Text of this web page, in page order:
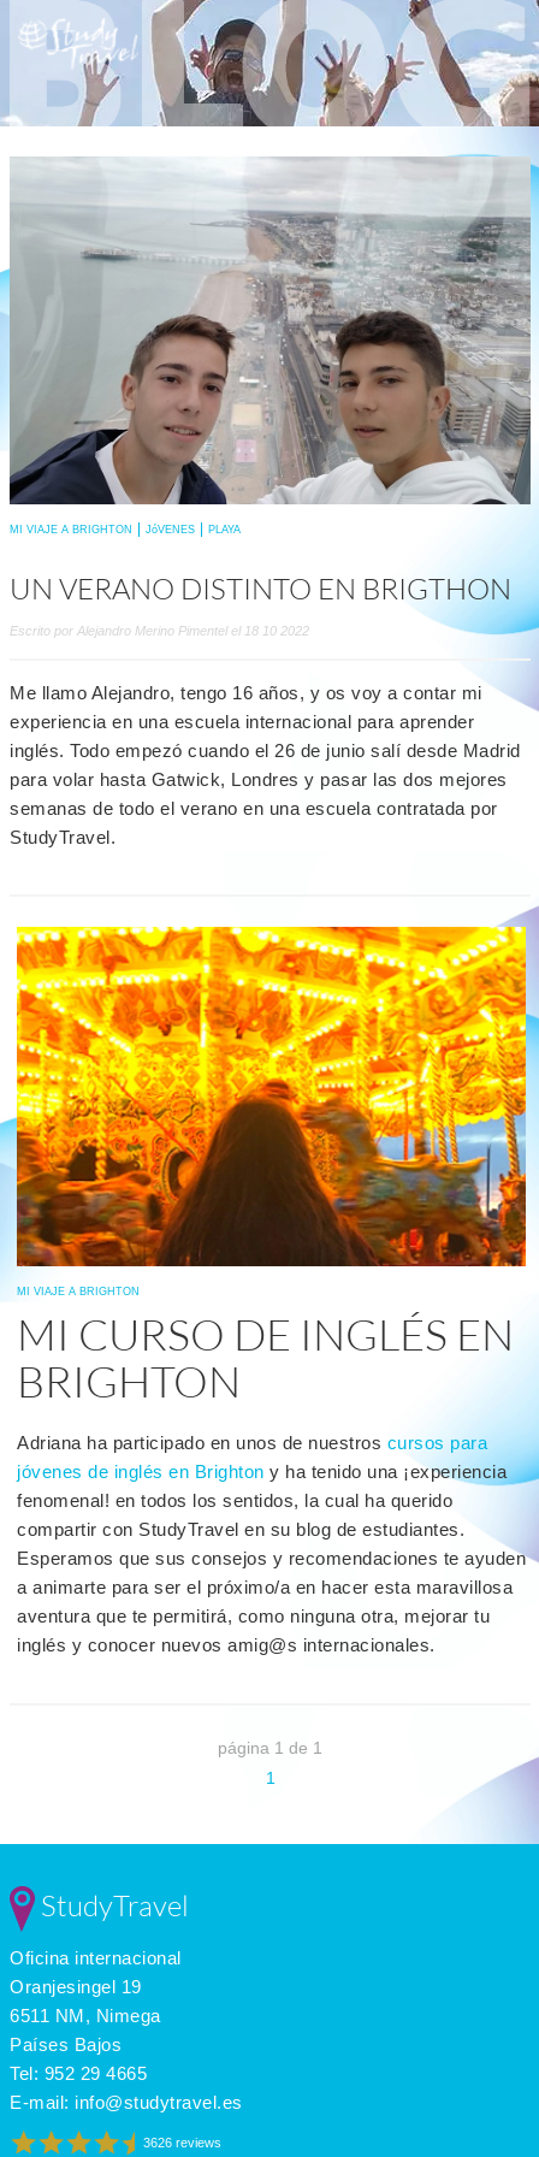
MI VIAJE A BRIGHTON JóVENES PLAYA
UN VERANO DISTINTO EN BRIGTHON
Escrito por Alejandro Merino Pimentel el 18 10 2022
Me llamo Alejandro, tengo 16 años, y os voy a contar mi
experiencia en una escuela internacional para aprender
inglés. Todo empezó cuando el 26 de junio salí desde Madrid
para volar hasta Gatwick, Londres y pasar las dos mejores
semanas de todo el verano en una escuela contratada por
StudyTravel.
read
more
MI VIAJE A BRIGHTON
MI CURSO DE INGLÉS EN
BRIGHTON
Adriana ha participado en unos de nuestros cursos para
jóvenes de inglés en Brighton y ha tenido una ¡experiencia
fenomenal! en todos los sentidos, la cual ha querido
compartir con StudyTravel en su blog de estudiantes.
Esperamos que sus consejos y recomendaciones te ayuden
a animarte para ser el próximo/a en hacer esta maravillosa
aventura que te permitirá, como ninguna otra, mejorar tu
inglés y conocer nuevos amig@s internacionales.
página 1 de 1
1
StudyTravel
Oficina internacional
Oranjesingel 19
6511 NM, Nimega
Países Bajos
Tel: 952 29 4665
E-mail: info@studytravel.es
3626 reviews